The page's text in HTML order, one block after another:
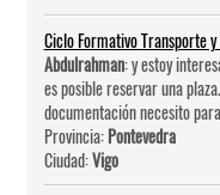
Ciclo Formativo Transporte
Abdulrahman: y estoy
es posible reservar una
documentación necesito
Provincia:Pontevedra
Ciudad:Vigo